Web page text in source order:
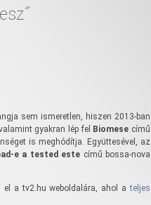
sem ismeretlen, hiszen 2013-ban
gyakran lép fel Biomese című
is meghódítja. Együttesével, az
e a tested este című bossa-nova
el a tv2.hu weboldalára, ahol ateljes